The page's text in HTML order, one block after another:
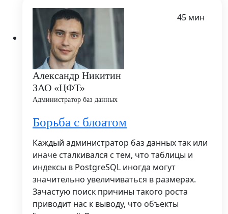
Александр Никитин
ЗАО «ЦФТ»
Администратор баз данных
45 мин
Борьба с блоатом
Каждый администратор баз данных так или
иначе сталкивался с тем, что таблицы и
индексы в PostgreSQL иногда могут
значительно увеличиваться в размерах.
Зачастую поиск причины такого роста
приводит нас к выводу, что объекты